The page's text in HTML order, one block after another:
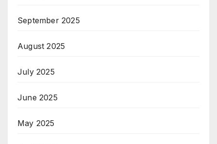
September 2025
August 2025
July 2025
June 2025
May 2025